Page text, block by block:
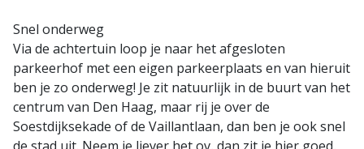
Snel onderweg
Via de achtertuin loop je naar het afgesloten
parkeerhof met een eigen parkeerplaats en van hieruit
ben je zo onderweg! Je zit natuurlijk in de buurt van het
centrum van Den Haag, maar rij je over de
Soestdijksekade of de Vaillantlaan, dan ben je ook snel
de stad uit. Neem je liever het ov, dan zit je hier goed,